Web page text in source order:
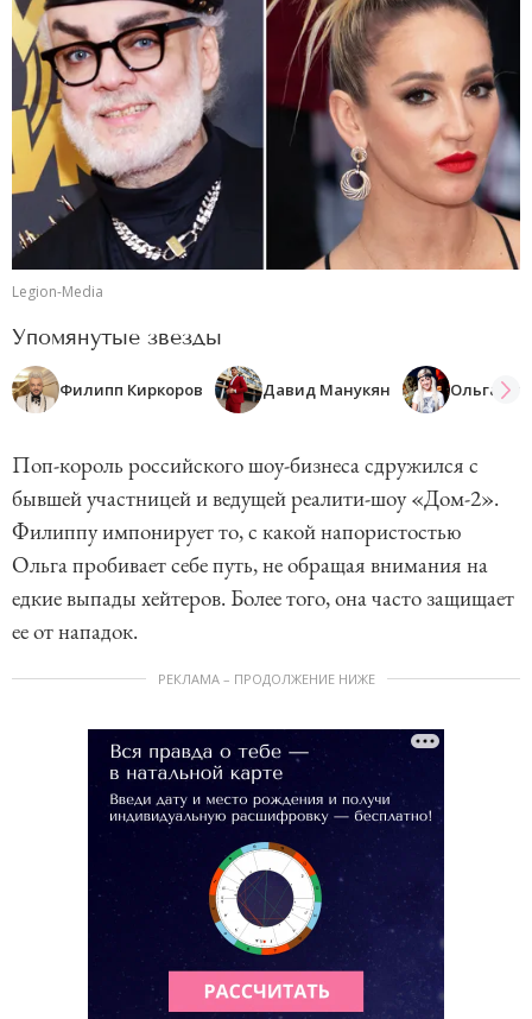
Legion-Media
Упомянутые звезды
Филипп Киркоров Давид Манукян Ольга
Поп-король российского шоу-бизнеса сдружился с
бывшей участницей и ведущей реалити-шоу «Дом-2».
Филиппу импонирует то, с какой напористостью
Ольга пробивает себе путь, не обращая внимания на
едкие выпады хейтеров. Более того, она часто защищает
ее от нападок.
РЕКЛАМА – ПРОДОЛЖЕНИЕ НИЖЕ